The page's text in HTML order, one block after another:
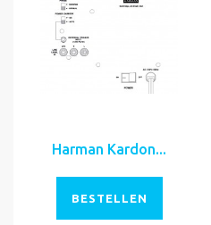
Harman Kardon...
BESTELLEN